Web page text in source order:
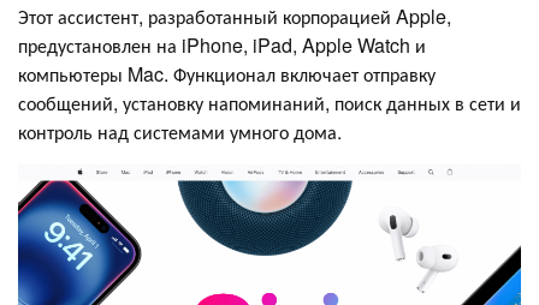
Этот ассистент, разработанный корпорацией Apple,
предустановлен на iPhone, iPad, Apple Watch и
компьютеры Mac. Функционал включает отправку
сообщений, установку напоминаний, поиск данных в сети и
контроль над системами умного дома.